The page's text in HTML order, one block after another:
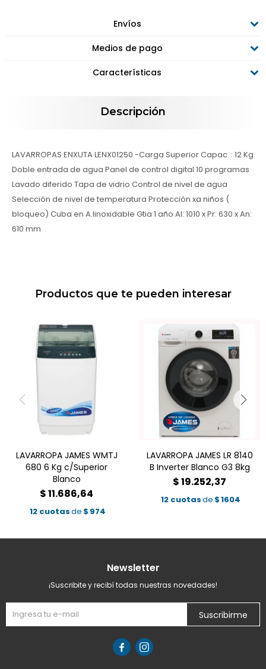
Envíos
Medios de pago
Características
Descripción
LAVARROPAS ENXUTA LENX01250 -Carga Superior Capac. : 12 Kg
Doble entrada de agua Panel de control digital 10 programas
Lavado diferido Tapa de vidrio Control de nivel de agua
Selección de nivel de temperatura Protección xa niños (
bloqueo) Cuba en A.Iinoxidable Gtia 1 año Al: 1010 x Pr: 630 x An:
610 mm
Productos que te pueden interesar
LAVARROPA JAMES WMTJ
680 6 Kg c/Superior
Blanco
$11.686,64
12 cuotasde $ 974
LAVARROPA JAMES LR 8140
B Inverter Blanco G3 8kg
$19.252,37
12 cuotasde $1604
Newsletter
¡Suscribite y recibí todas nuestras novedades!
Suscribirme
 